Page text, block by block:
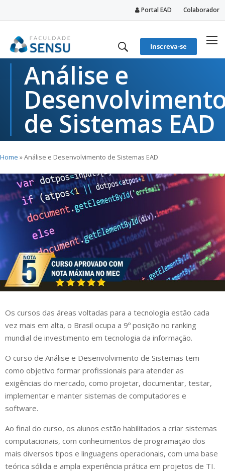
Portal EAD Colaborador
Inscreva-se
Análise e
de Sistemas EAD
Home »Análise e Desenvolvimento de Sistemas EAD
Os cursos das áreas voltadas para a tecnologia estão cada
vez mais em alta, o Brasil ocupa a 9º posição no ranking
mundial de investimento em tecnologia da informação.
O curso de Análise e Desenvolvimento de Sistemas tem
como objetivo formar profissionais para atender as
exigências do mercado, como projetar, documentar, testar,
implementar e manter sistemas de computadores e
software.
Ao final do curso, os alunos estão habilitados a criar sistemas
computacionais, com conhecimentos de programação dos
mais diversos tipos e linguagens operacionais, com uma base
teórica sólida e ampla experiência prática em projetos de TI.